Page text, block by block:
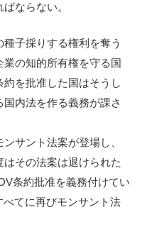
ならない。
子採りする権利を奪う
の知的所有権を守る国
を批准した国はそうし
内法を作る義務が課さ
サント法案が登場し、
その法案は退けられた
条約批准を義務付けてい
てに再びモンサント法